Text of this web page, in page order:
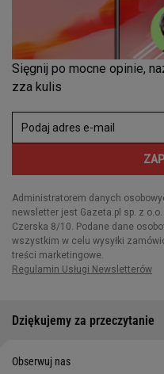
Dziękujemy za przeczytanie
Obserwuj nas